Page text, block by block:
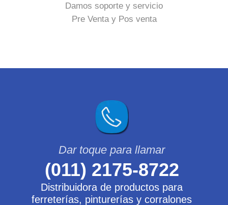
Damos soporte y servicio
Pre Venta y Pos venta
(011) 2175-8722
Distribuidora de productos para
ferreterías, pinturerías y corralones